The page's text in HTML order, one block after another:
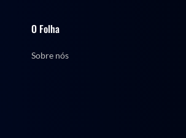
O Folha
Sobre nós